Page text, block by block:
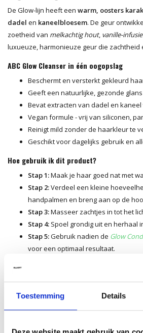
Toestemming Details
De Glow-lijn heeft een warm, oosters
dadel en kaneelbloesem. De geur
zoetheid van melkachtig hout, vanille-infusie
luxueuze, harmonieuze geur die zachtheid
ABC Glow Cleanser in één oogopslag
Beschermt en versterkt gekleurd
Geeft een natuurlijke, gezonde glans
Bevat extracten van dadel en
Vegan formule - vrij van siliconen,
Reinigt mild zonder de haarkleur te
Geschikt voor dagelijks gebruik en
Hoe gebruik ik dit product?
Stap 1:Maak je haar goed nat met
Stap 2:Verdeel een kleine
handpalmen en breng aan op de
Stap 3:Masseer zachtjes in tot het
Stap 4: Spoel grondig uit en herhaal
Stap 5:Gebruik nadien de Glow
voor een optimaal resultaat.
Tip van onze kappers
Gebruik deze shampoo in combinatie met
om de intensiteit van je haarkleur te
blijft en het haar extra glanst.